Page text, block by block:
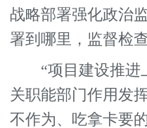
战略部署强化政治
署到哪里，监督检
“项目建设推进
关职能部门作用发
不作为、吃拿卡要